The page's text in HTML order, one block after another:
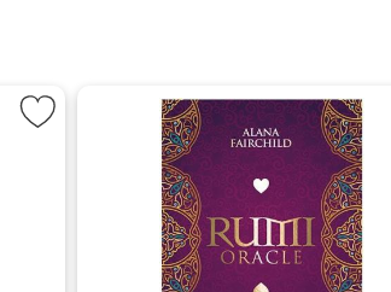
Orakelkort - Set som favoritMarkera Rumi